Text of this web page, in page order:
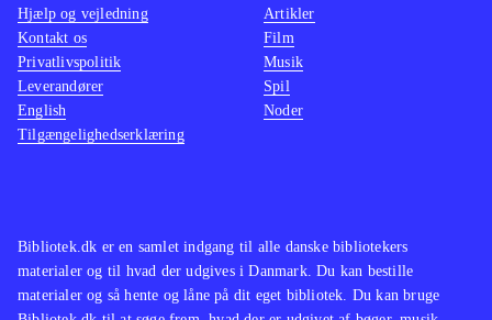
Bibliotek.dk er en samlet indgang til alle danske bibliotekers
materialer og til hvad der udgives i Danmark. Du kan bestille
materialer og så hente og låne på dit eget bibliotek. Du kan bruge
Hjælp og vejledning
Kontakt os
Privatlivspolitik
Leverandører
English
Tilgængelighedserklæring
Artikler
Film
Musik
Spil
Noder